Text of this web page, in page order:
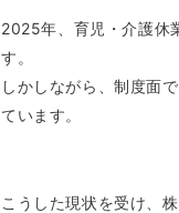
2025年、育児・介護休
す。
しかしながら、制度面
ています。
こうした現状を受け、